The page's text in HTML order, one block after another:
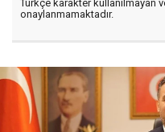
Türkçe karakter kullanılmayan
onaylanmamaktadır.